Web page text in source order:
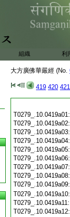
組織 利
大方廣佛華嚴經 (No.
419 420 421